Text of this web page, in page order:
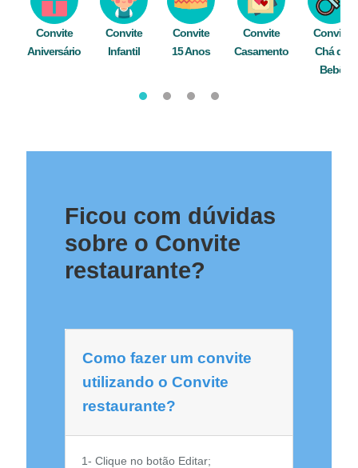
Convite
Aniversário
Convite
Infantil
Convite
15 Anos
Convite
Casamento
Convite
Chá de
Bebê
Ficou com dúvidas
sobre o Convite
restaurante?
Como fazer um convite
utilizando o Convite
restaurante?
1- Clique no botão Editar;